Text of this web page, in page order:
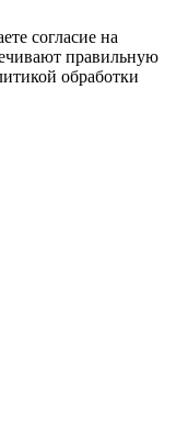
согласие на
правильную
обработки